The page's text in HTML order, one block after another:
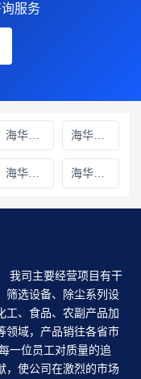
服务
海华财务巴中线上分站 海华财务阿坝藏族羌族自治州线上分站
海华财务广安线上分站 海华财务德阳线上分站
我司主要经营项目有干
筛选设备、除尘系列设
工、食品、农副产品加
领域，产品销往各省市
一位员工对质量的追
，使公司在激烈的市场